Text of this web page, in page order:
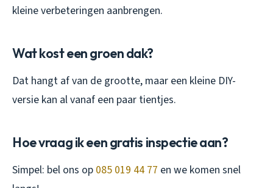
kleine verbeteringen aanbrengen.
Wat kost een groen dak?
Dat hangt af van de grootte, maar een kleine DIY-
versie kan al vanaf een paar tientjes.
Hoe vraag ik een gratis inspectie aan?
Simpel: bel ons op 085 019 44 77 en we komen snel